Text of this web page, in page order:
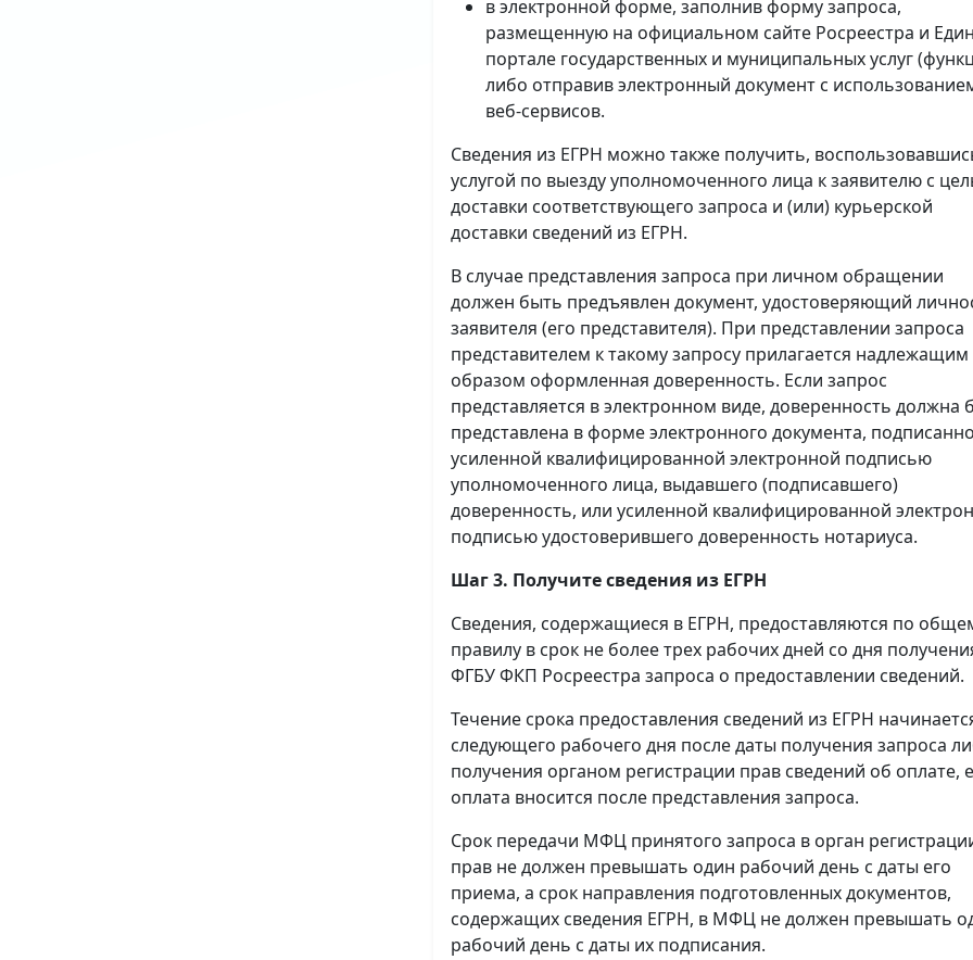
в электронной форме, заполнив форму запроса,
размещенную на официальном сайте Росреестра и
портале государственных и муниципальных услуг
либо отправив электронный документ с
веб-сервисов.
Сведения из ЕГРН можно также получить,
услугой по выезду уполномоченного лица к заявителю с
доставки соответствующего запроса и (или) курьерской
доставки сведений из ЕГРН.
В случае представления запроса при личном обращении
должен быть предъявлен документ, удостоверяющий
заявителя (его представителя). При представлении запроса
представителем к такому запросу прилагается надлежащим
образом оформленная доверенность. Если запрос
представляется в электронном виде, доверенность должна
представлена в форме электронного документа,
усиленной квалифицированной электронной подписью
уполномоченного лица, выдавшего (подписавшего)
доверенность, или усиленной квалифицированной
подписью удостоверившего доверенность нотариуса.
Шаг 3. Получите сведения из ЕГРН
Сведения, содержащиеся в ЕГРН, предоставляются по
правилу в срок не более трех рабочих дней со дня
ФГБУ ФКП Росреестра запроса о предоставлении сведений.
Течение срока предоставления сведений из ЕГРН
следующего рабочего дня после даты получения запроса
получения органом регистрации прав сведений об оплате,
оплата вносится после представления запроса.
Срок передачи МФЦ принятого запроса в орган
прав не должен превышать один рабочий день с даты его
приема, а срок направления подготовленных документов,
содержащих сведения ЕГРН, в МФЦ не должен превышать
рабочий день с даты их подписания.